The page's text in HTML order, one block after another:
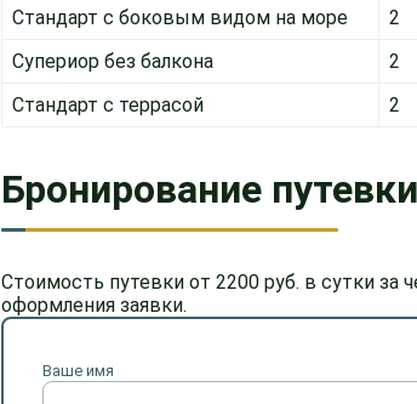
Стандарт с боковым видом на море
2
Супериор без балкона
2
Стандарт с террасой
2
Бронирование путевки
Стоимость путевки от 2200 руб. в сутки
оформления заявки.
Ваше имя